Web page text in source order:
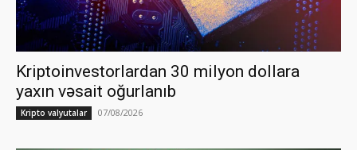
Kriptoinvestorlardan 30 milyon dollara
yaxın vəsait oğurlanıb
Kripto valyutalar 07/08/2026